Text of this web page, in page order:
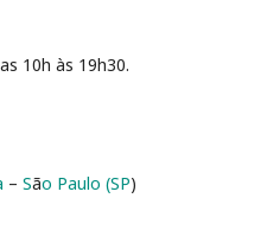
10h às 19h30.
– São Paulo (SP)